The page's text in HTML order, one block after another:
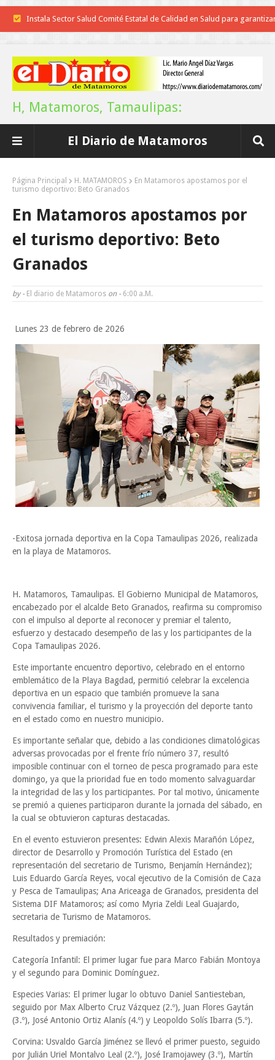
Inicia el ayuntamiento pavimentación de la calle Miguel Alemán en
La UAT, Gobierno del Estado y ganaderos consolidan proyecto
Martes en Tu Colonia Renovado acerca servicios y atención directa a
familias de Matamoros
Funcionarios, periodistas y empresarios
Inicia el ayuntamiento pavimentación de la calle Ingenieros en la
Prepara la UAT el arranque del ciclo escolar Otoño 2026
Anuncia Gobierno de Tamaulipas estímulos fiscales para apoyar la
economía de las familias
Instala Sector Salud Comité Estatal de Calidad en Salud para
trato digno y humanitario a los pacientes
Viernes, 7 Agosto
H, Matamoros, Tamaulipas:
El Diario de Matamoros
Página Principal H. MATAMOROS
En Matamoros apostamos por el
turismo deportivo: Beto Granados
En Matamoros apostamos por
el turismo deportivo: Beto
Granados
by - El diario de Matamoros on - 6:00 A.m.
Lunes 23 de febrero de 2026
-Exitosa jornada deportiva en la Copa Tamaulipas 2026, realizada
en la playa de Matamoros.
H. Matamoros, Tamaulipas. El Gobierno Municipal de Matamoros,
encabezado por el alcalde Beto Granados, reafirma su compromiso
con el impulso al deporte al reconocer y premiar el talento,
esfuerzo y destacado desempeño de las y los participantes de la
Copa Tamaulipas 2026.
Este importante encuentro deportivo, celebrado en el entorno
emblemático de la Playa Bagdad, permitió celebrar la excelencia
deportiva en un espacio que también promueve la sana
convivencia familiar, el turismo y la proyección del deporte tanto
en el estado como en nuestro municipio.
Es importante señalar que, debido a las condiciones climatológicas
adversas provocadas por el frente frío número 37, resultó
imposible continuar con el torneo de pesca programado para este
domingo, ya que la prioridad fue en todo momento salvaguardar
la integridad de las y los participantes. Por tal motivo, únicamente
se premió a quienes participaron durante la jornada del sábado, en
la cual se obtuvieron capturas destacadas.
En el evento estuvieron presentes: Edwin Alexis Marañón López,
director de Desarrollo y Promoción Turística del Estado (en
representación del secretario de Turismo, Benjamín Hernández);
Luis Eduardo García Reyes, vocal ejecutivo de la Comisión de Caza
y Pesca de Tamaulipas; Ana Ariceaga de Granados, presidenta del
Sistema DIF Matamoros; así como Myria Zeldi Leal Guajardo,
secretaria de Turismo de Matamoros.
Resultados y premiación:
Categoría Infantil: El primer lugar fue para Marco Fabián Montoya
y el segundo para Dominic Domínguez.
Especies Varias: El primer lugar lo obtuvo Daniel Santiesteban,
seguido por Max Alberto Cruz Vázquez (2.º), Juan Flores Gaytán
(3.º), José Antonio Ortiz Alanís (4.º) y Leopoldo Solís Ibarra (5.º).
Corvina: Usvaldo García Jiménez se llevó el primer puesto, seguido
por Julián Uriel Montalvo Leal (2.º), José Iramojawey (3.º), Martín